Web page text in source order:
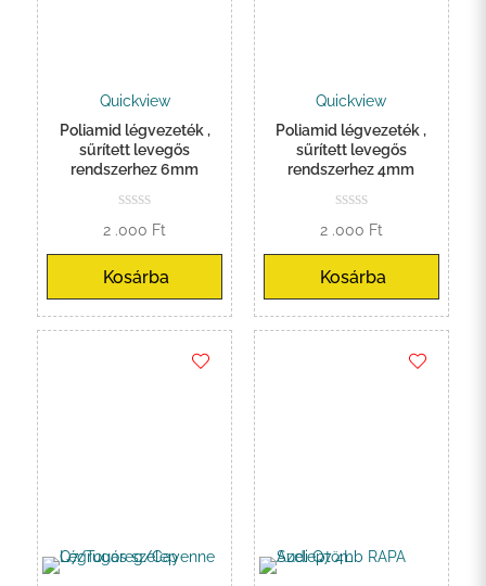
Quickview
Poliamid légvezeték ,
sűrített levegős
rendszerhez 6mm
2 .000 Ft
Kosárba
Quickview
Poliamid légvezeték ,
sűrített levegős
rendszerhez 4mm
2 .000 Ft
Kosárba